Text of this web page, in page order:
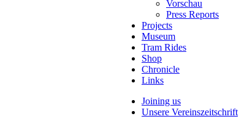
Vorschau
Press Reports
Projects
Museum
Tram Rides
Shop
Chronicle
Links
Joining us
Unsere Vereinszeitschrift